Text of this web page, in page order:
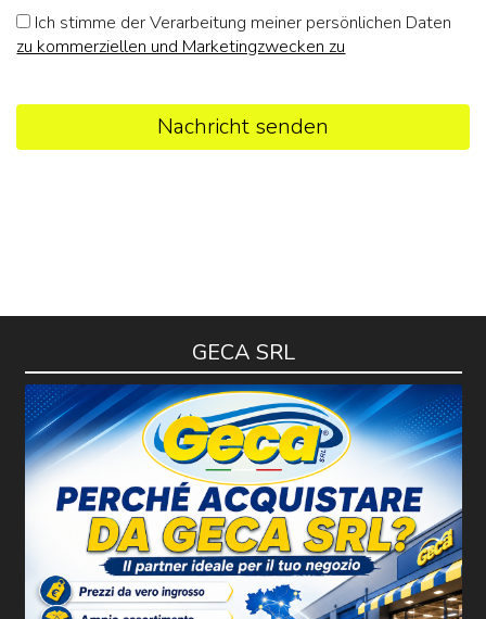
Ich stimme der Verarbeitung meiner persönlichen Daten
zu kommerziellen und Marketingzwecken zu
Nachricht senden
GECA SRL